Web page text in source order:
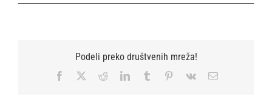
Lampshade
Podeli preko društvenih mreža!
Facebook RedditLinkedInTumblr Pinterest
Vk Email